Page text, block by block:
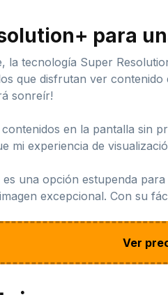
para
tecnología Super
que disfrutan ver
sonreír!
en la pantalla sin
mi experiencia de
una opción estupenda
excepcional. Con su
Ver